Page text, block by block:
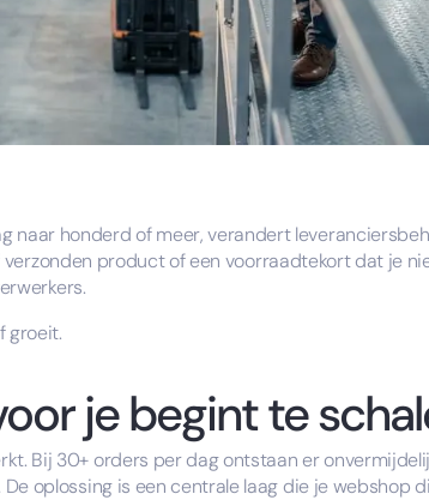
honderd of meer, verandert
product of een voorraadtekort dat je
groeit.
je begint te
Bij 30+ orders per dag ontstaan er
oplossing is een centrale laag die je webshop